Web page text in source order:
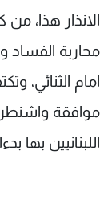
الانذار هذا،
محاربة الفساد
امام الثنائي،
موافقة
اللبنانيين بها